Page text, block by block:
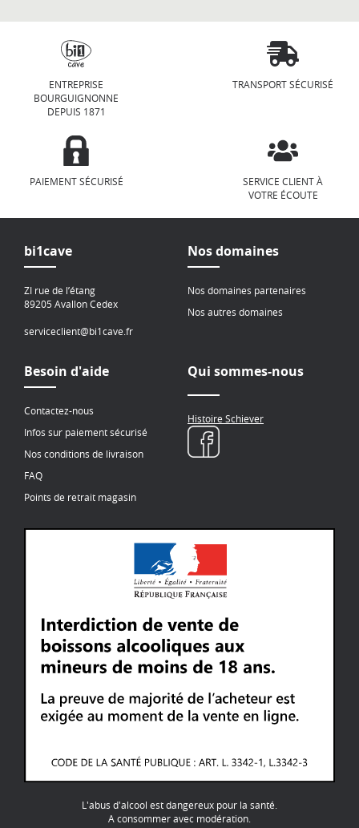
ENTREPRISE
BOURGUIGNONNE
DEPUIS 1871
TRANSPORT SÉCURISÉ
PAIEMENT SÉCURISÉ
SERVICE CLIENT À
VOTRE ÉCOUTE
bi1cave
ZI rue de l’étang
89205 Avallon Cedex
serviceclient@bi1cave.fr
Nos domaines
Nos domaines partenaires
Nos autres domaines
Besoin d'aide
Contactez-nous
Infos sur paiement sécurisé
Nos conditions de livraison
FAQ
Points de retrait magasin
Qui sommes-nous
Histoire Schiever
L'abus d'alcool est dangereux pour la santé.
A consommer avec modération.